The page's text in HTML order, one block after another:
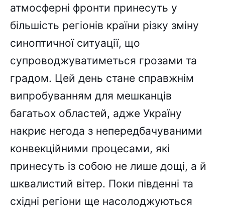
атмосферні фронти принесуть у
більшість регіонів країни різку зміну
синоптичної ситуації, що
супроводжуватиметься грозами та
градом. Цей день стане справжнім
випробуванням для мешканців
багатьох областей, адже Україну
накриє негода з непередбачуваними
конвекційними процесами, які
принесуть із собою не лише дощі, а й
шквалистий вітер. Поки південні та
східні регіони ще насолоджуються